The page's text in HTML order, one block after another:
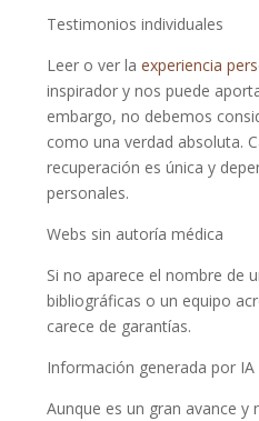
Testimonios individuales
Leer o ver la experiencia
inspirador y nos puede
embargo, no debemos
como una verdad absoluta.
recuperación es única y
personales.
Webs sin autoría médica
Si no aparece el nombre de
bibliográficas o un equipo
carece de garantías.
Información generada por IA
Aunque es un gran avance